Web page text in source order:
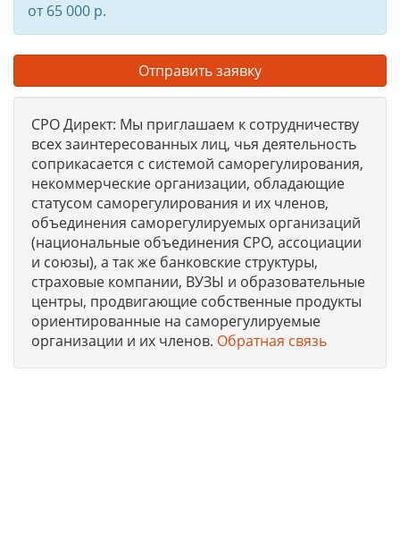
от 65 000 р.
Отправить заявку
СРО Директ: Мы приглашаем к сотрудничеству
всех заинтересованных лиц, чья деятельность
соприкасается с системой саморегулирования,
некоммерческие организации, обладающие
статусом саморегулирования и их членов,
объединения саморегулируемых организаций
(национальные объединения СРО, ассоциации
и союзы), а так же банковские структуры,
страховые компании, ВУЗЫ и образовательные
центры, продвигающие собственные продукты
ориентированные на саморегулируемые
организации и их членов. Обратная связь